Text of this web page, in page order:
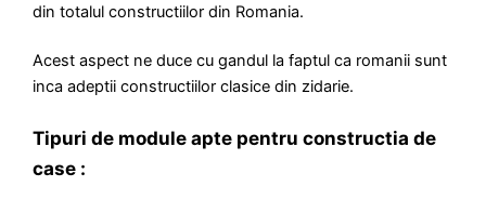
din totalul constructiilor din Romania.
Acest aspect ne duce cu gandul la faptul ca romanii sunt
inca adeptii constructiilor clasice din zidarie.
Tipuri de module apte pentru constructia de
case :